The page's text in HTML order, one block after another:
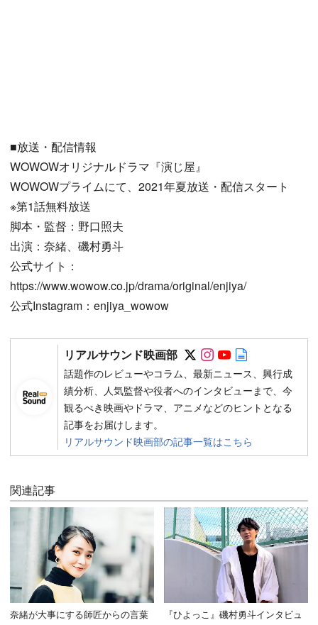
■放送・配信情報
WOWOWオリジナルドラマ『演じ屋』
WOWOWプライムにて、2021年夏放送・配信スタート
※第1話無料放送
脚本・監督：野口照夫
出演：奈緒、磯村勇斗
公式サイト：
https://www.wowow.co.jp/drama/original/enjiya/
公式Instagram：enjiya_wowow
リアルサウンド映画部 Follow on SNS
Follow on SNS
Follow on
話題作のレビューやコラム、最新ニュース、興行成
績分析、人気監督や役者へのインタビューまで、今
観るべき映画やドラマ、アニメなどのヒントとなる
記事をお届けします。
リアルサウンド映画部の記事一覧はこちら
関連記事
奈緒が大事にする師匠からの言葉
『ひよっこ』磯村勇斗インタビュ